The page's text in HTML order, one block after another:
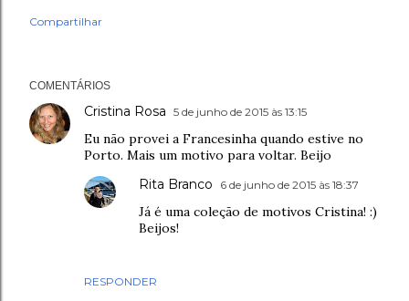
Compartilhar
COMENTÁRIOS
Cristina Rosa 5 de junho de 2015 às 13:15
Eu não provei a Francesinha quando estive no
Porto. Mais um motivo para voltar. Beijo
RESPONDER
Rita Branco 6 de junho de 2015 às 18:37
Já é uma coleção de motivos Cristina! :)
Beijos!